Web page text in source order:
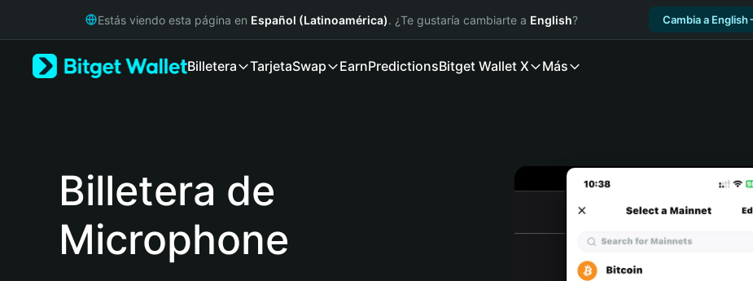
Русский
Português (Portugal)
Bahasa Indonesia
Estás viendo esta página en Español (Latinoamérica). ¿Te gustaría cambiarte a English? Cambia a English
Billetera TarjetaSwap EarnPredictionsBitget Wallet X Más
Billetera de
Microphone